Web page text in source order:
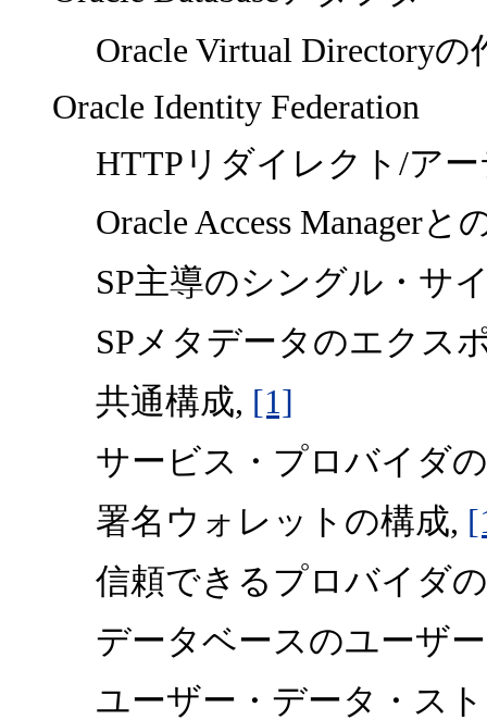
Oracle Virtual Directoryの
Oracle Identity Federation
HTTPリダイレクト/ア
Oracle Access Managerと
SP主導のシングル・サ
SPメタデータのエクス
共通構成, [1]
サービス・プロバイダ
署名ウォレットの構成,
信頼できるプロバイダ
データベースのユーザ
ユーザー・データ・ス